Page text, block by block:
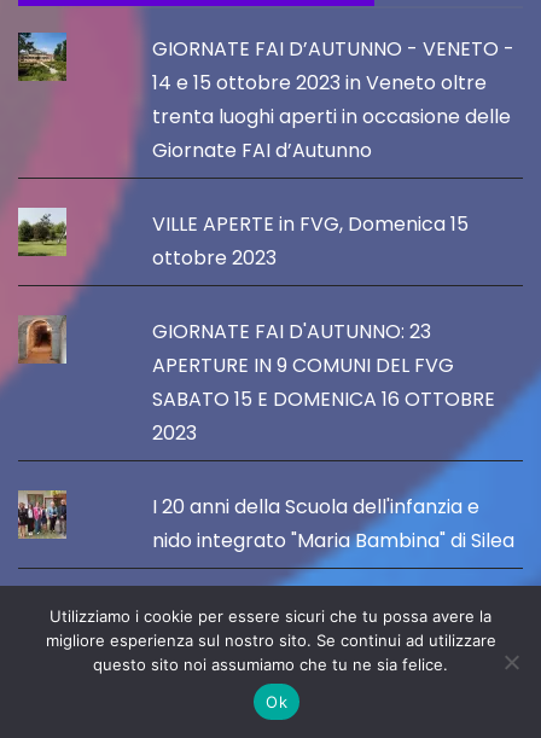
GIORNATE FAI D’AUTUNNO - VENETO -
14 e 15 ottobre 2023 in Veneto oltre
trenta luoghi aperti in occasione delle
Giornate FAI d’Autunno
VILLE APERTE in FVG, Domenica 15
ottobre 2023
GIORNATE FAI D'AUTUNNO: 23
APERTURE IN 9 COMUNI DEL FVG
SABATO 15 E DOMENICA 16 OTTOBRE
2023
I 20 anni della Scuola dell'infanzia e
nido integrato "Maria Bambina" di Silea
Il Comune di Silea rinnova la
convenzione con le scuole paritarie,
con un contributo annuo di 105 mila
Utilizziamo i cookie per essere sicuri che tu possa avere la
migliore esperienza sul nostro sito. Se continui ad utilizzare
questo sito noi assumiamo che tu ne sia felice.
Ok